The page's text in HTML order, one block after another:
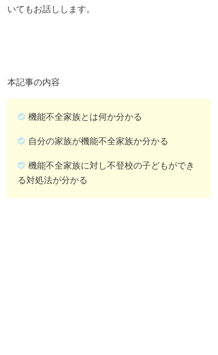
いてもお話しします。
本記事の内容
機能不全家族とは何か分かる
自分の家族が機能不全家族か分かる
機能不全家族に対し不登校の子どもができ
る対処法が分かる